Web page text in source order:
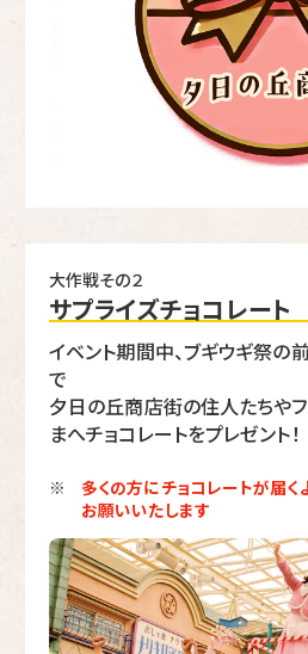
大作戦その２
サプライズチョコレート
イベント期間中、ブギウギ祭の
で
夕日の丘商店街の住人たちや
まへチョコレートをプレゼント！
※
多くの方にチョコレートが届く
お願いいたします